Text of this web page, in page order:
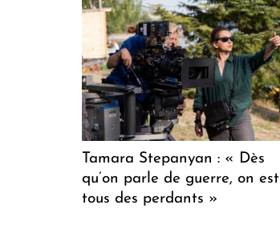
Tamara Stepanyan : « Dès
qu’on parle de guerre, on est
tous des perdants »